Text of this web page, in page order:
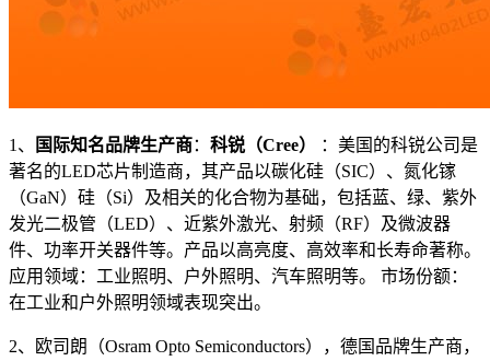
1、 国际知名品牌生产商： 科锐（Cree）
：美国的科锐公司是
著名的LED芯片制造商，其产品以碳化硅（SIC）、氮化镓
（GaN）硅（Si）及相关的化合物为基础，包括蓝、绿、紫外
发光二极管（LED）、近紫外激光、射频（RF）及微波器
件、功率开关器件等。产品以高亮度、高效率和长寿命著称。
应用领域：工业照明、户外照明、汽车照明等。 市场份额：
在工业和户外照明领域表现突出。
2、欧司朗（Osram Opto Semiconductors），德国品牌生产商，